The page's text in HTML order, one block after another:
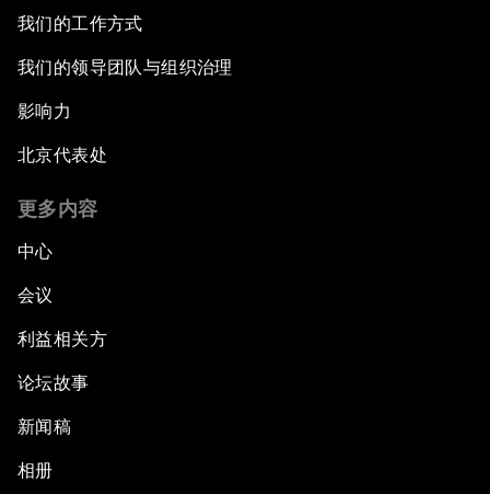
我们的工作方式
我们的领导团队与组织治理
影响力
北京代表处
更多内容
中心
会议
利益相关方
论坛故事
新闻稿
相册